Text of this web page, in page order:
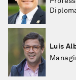
Luis